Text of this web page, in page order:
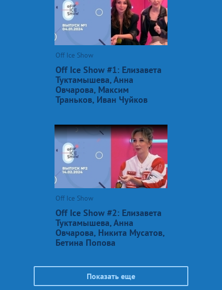
Off Ice Show
Off Ice Show #1: Елизавета
Туктамышева, Анна
Овчарова, Максим
Траньков, Иван Чуйков
Off Ice Show
Off Ice Show #2: Елизавета
Туктамышева, Анна
Овчарова, Никита Мусатов,
Бетина Попова
Показать еще